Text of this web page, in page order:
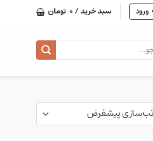
ورود سبد خرید /0 تومان